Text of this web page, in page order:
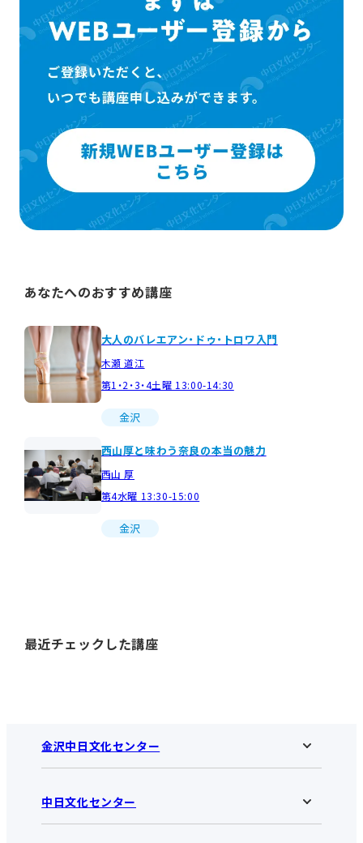
あなたへのおすすめ講座
大人のバレエアン・ドゥ・トロワ入門
木瀬 道江
第1・2・3・4土曜 13:00-14:30
金沢
西山厚と味わう奈良の本当の魅力
西山 厚
第4水曜 13:30-15:00
金沢
最近チェックした講座
金沢中日文化センター
金沢中日文化センターHOME
お知らせ
中日文化センター